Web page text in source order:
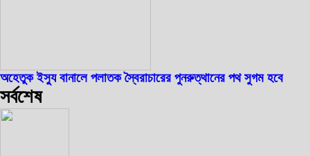
অহেতুক ইস্যু বানালে পলাতক স্বৈরাচারের পুনরুত্থানের পথ সুগম হবে
সর্বশেষ